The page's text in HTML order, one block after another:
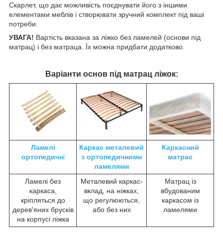
Скарлет, що дає можливість поєднувати його з іншими
елементами меблів і створювати зручний комплект під ваші
потреби.
УВАГА! Вартість вказана за ліжко без ламелей (основи під
матрац) і без матраца. Їх можна придбати додатково.
Варіанти основ під матрац ліжок:
Ламелі
ортопедичні
Каркас металевий
з ортопедичними
ламелями
Каркасний
матрас
Ламелі без
каркаса,
кріпляться до
дерев'яних брусків
на корпусі ліжка
Металевий каркас-
вклад, на ніжках,
що регулюються,
або без них
Матрац із
вбудованим
каркасом із
ламелями